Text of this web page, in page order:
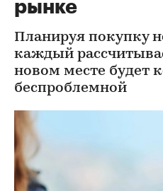
рынке
Планируя покупку
каждый
новом месте будет
беспроблемной